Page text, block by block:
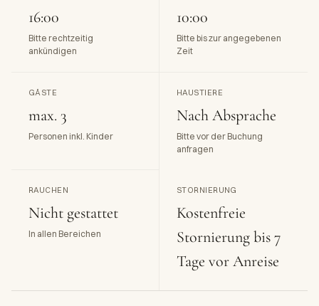
16:00
Bitte rechtzeitig
ankündigen
10:00
Bitte bis zur angegebenen
Zeit
GÄSTE
max. 3
Personen inkl. Kinder
HAUSTIERE
Nach Absprache
Bitte vor der Buchung
anfragen
RAUCHEN
Nicht gestattet
In allen Bereichen
STORNIERUNG
Kostenfreie
Stornierung bis 7
Tage vor Anreise